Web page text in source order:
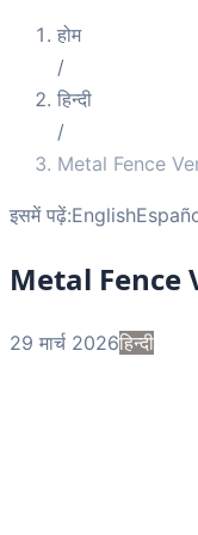
होम
/
हिन्दी
/
Metal Fence
इसमें पढ़ें:English
Metal Fence
29 मार्च 2026हिन्दी